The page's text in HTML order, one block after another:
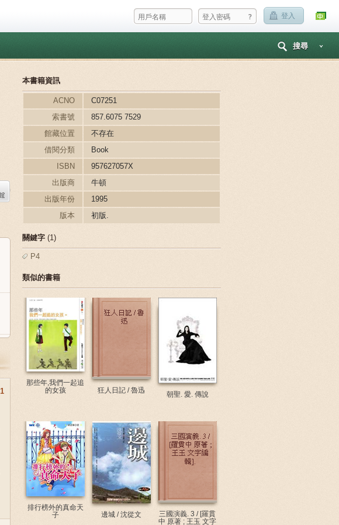
? 登入
搜尋
1
本書籍資訊
ACNO
C07251
索書號
857.6075 7529
館藏位置
不存在
借閱分類
Book
ISBN
957627057X
出版商
牛頓
出版年份
1995
版本
初版.
關鍵字 (1)
P4
類似的書籍
那些年,我們一起追
的女孩
狂人日記 / 魯迅 朝聖. 愛. 傳說
排行榜外的真命天
子
邊城 / 沈從文
三國演義. 3 / [羅貫
中 原著 ; 王玉 文字